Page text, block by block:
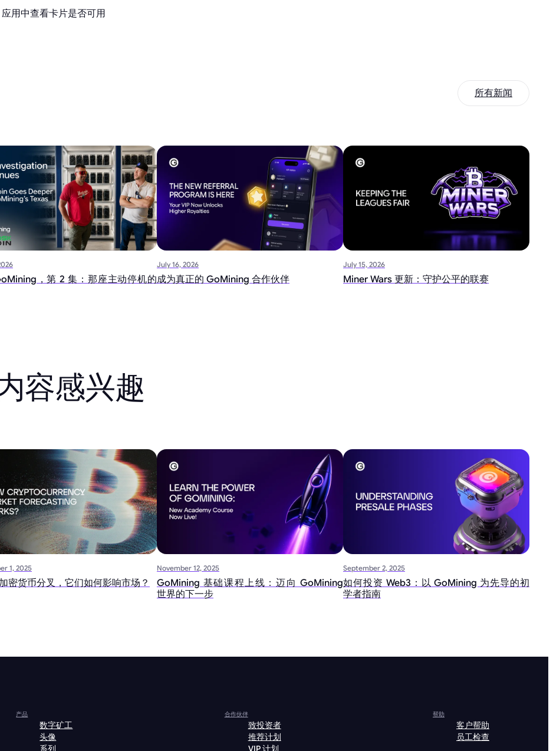
应用中查看卡片是否可用
所有新闻
，第 2 集：那座主动停机的
July 16, 2026
成为真正的 GoMining 合作伙伴
July 15, 2026
Miner Wars 更新：守护公平的联赛
容感兴趣
1, 2025
密货币分叉，它们如何影响市场？
November 12, 2025
GoMining 基础课程上线：迈向 GoMining
世界的下一步
September 2, 2025
如何投资 Web3：以 GoMining 为先导的初
学者指南
产品
数字矿工
头像
系列
合作伙伴
致投资者
推荐计划
VIP 计划
帮助
客户帮助
员工检查